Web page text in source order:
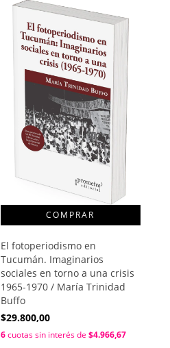
El fotoperiodismo en
Tucumán. Imaginarios
sociales en torno a una crisis
1965-1970 / María Trinidad
Buffo
$29.800,00
6cuotas sin interés de $4.966,67